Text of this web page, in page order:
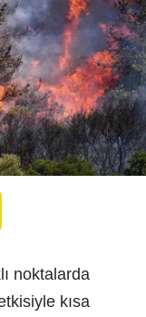
noktalarda
kısa